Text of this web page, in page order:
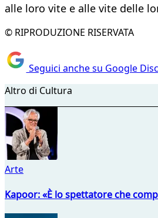
alle loro vite e alle vite delle
© RIPRODUZIONE RISERVATA
Seguici anche su Google
Altro di Cultura
Arte
Kapoor: «È lo spettatore che